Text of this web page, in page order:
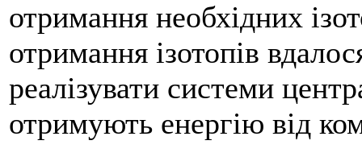
отримання необхідних
отримання ізотопів
реалізувати системи
отримують енергію від